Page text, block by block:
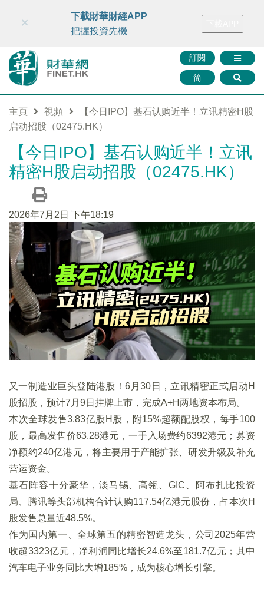
財華智庫網 FINTV FINMETA 財華證券 媒體矩陣
訂閱
简
×
下載財華財經APP
把握投資先機
主頁 視頻
【今日IPO】基石认购近半！立讯精密H股
启动招股（02475.HK）
【今日IPO】基石认购近半！立讯
精密H股启动招股（02475.HK）
2026年7月2日 下午18:19
又一制造业巨头登陆港股！6月30日，立讯精密正式启动H
股招股，预计7月9日挂牌上市，完成A+H两地资本布局。
本次全球发售3.83亿股H股，附15%超额配股权，每手100
股，最高发售价63.28港元，一手入场费约6392港元；募资
净额约240亿港元，将主要用于产能扩张、研发升级及补充
营运资金。
基石阵容十分豪华，淡马锡、高瓴、GIC、阿布扎比投资
局、腾讯等头部机构合计认购117.54亿港元股份，占本次H
股发售总量近48.5%。
作为国内第一、全球第五的精密智造龙头，公司2025年营
收超3323亿元，净利润同比增长24.6%至181.7亿元；其中
汽车电子业务同比大增185%，成为核心增长引擎。